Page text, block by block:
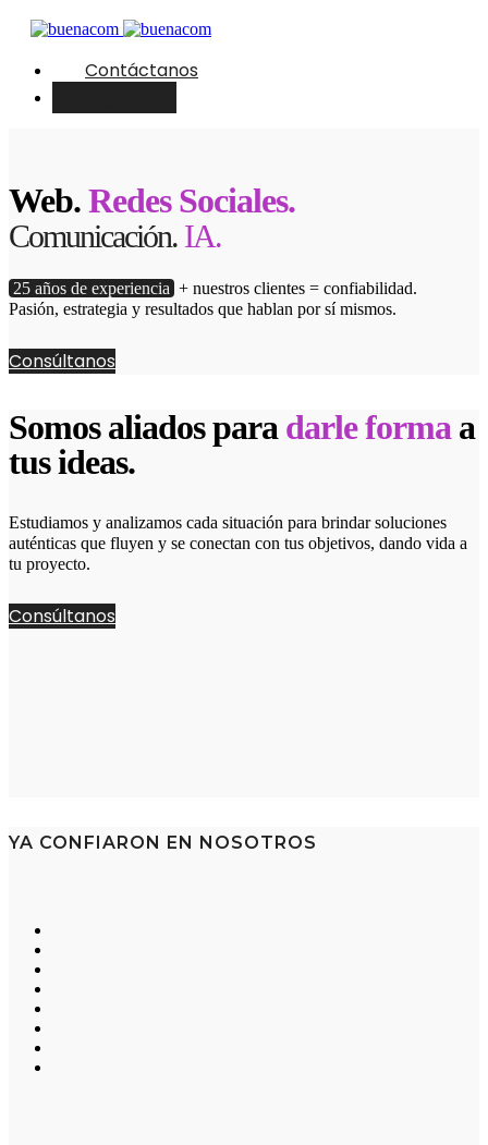
Contáctanos
Web.Redes Sociales.
Comunicación. IA.
25 años de experiencia + nuestros clientes = confiabilidad.
Pasión, estrategia y resultados que hablan por sí mismos.
Consúltanos
Somos aliados para darle forma a
tus ideas.
Estudiamos y analizamos cada situación para brindar soluciones
auténticas que fluyen y se conectan con tus objetivos, dando vida a
tu proyecto.
Consúltanos
YA CONFIARON EN NOSOTROS